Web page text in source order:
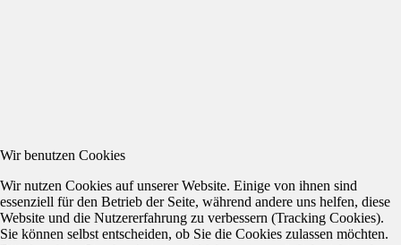
Wir benutzen Cookies
Wir nutzen Cookies auf unserer Website. Einige von ihnen sind
essenziell für den Betrieb der Seite, während andere uns helfen, diese
Website und die Nutzererfahrung zu verbessern (Tracking Cookies).
Sie können selbst entscheiden, ob Sie die Cookies zulassen möchten.